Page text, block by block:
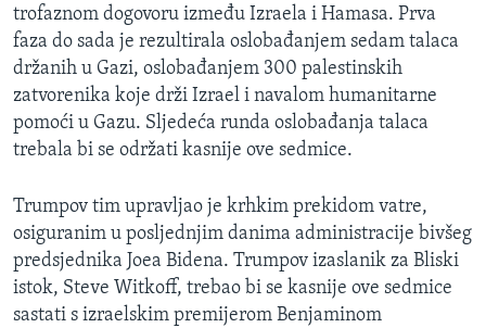
trofaznom dogovoru između Izraela i Hamasa. Prva
faza do sada je rezultirala oslobađanjem sedam talaca
držanih u Gazi, oslobađanjem 300 palestinskih
zatvorenika koje drži Izrael i navalom humanitarne
pomoći u Gazu. Sljedeća runda oslobađanja talaca
trebala bi se održati kasnije ove sedmice.
Trumpov tim upravljao je krhkim prekidom vatre,
osiguranim u posljednjim danima administracije bivšeg
predsjednika Joea Bidena. Trumpov izaslanik za Bliski
istok, Steve Witkoff, trebao bi se kasnije ove sedmice
sastati s izraelskim premijerom Benjaminom